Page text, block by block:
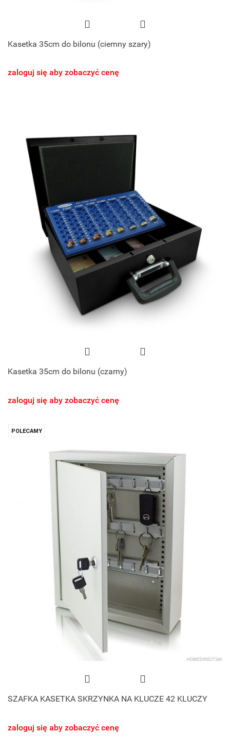
Kasetka 35cm do bilonu (ciemny szary)
zaloguj się aby zobaczyć cenę
Kasetka 35cm do bilonu (czarny)
zaloguj się aby zobaczyć cenę
POLECAMY
SZAFKA KASETKA SKRZYNKA NA KLUCZE 42 KLUCZY
zaloguj się aby zobaczyć cenę